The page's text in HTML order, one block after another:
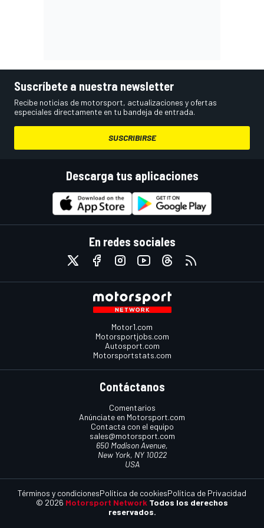
Suscríbete a nuestra newsletter
Recibe noticias de motorsport, actualizaciones y ofertas
especiales directamente en tu bandeja de entrada.
SUSCRIBIRSE
Descarga tus aplicaciones
En redes sociales
Motor1.com
Motorsportjobs.com
Autosport.com
Motorsportstats.com
Contáctanos
Comentarios
Anúnciate en Motorsport.com
Contacta con el equipo
sales@motorsport.com
650 Madison Avenue,
New York, NY 10022
USA
© 2026 Motorsport Network Todos los derechos
reservados.
Términos y condicionesPolítica de cookiesPolítica de Privacidad